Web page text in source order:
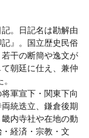
。日記名は勘解由
』。国立歴史民俗
干の断簡や逸文が
朝廷に仕え、兼仲
軍宣下・関東下向
統迭立、鎌倉後期
内寺社や在地の動
経済・宗教・文